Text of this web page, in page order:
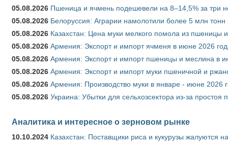
05.08.2026 Пшеница и ячмень подешевели на 8–14,5% за три
05.08.2026 Белоруссия: Аграрии намолотили более 5 млн тонн
05.08.2026 Казахстан: Цена муки мелкого помола из пшеницы
05.08.2026 Армения: Экспорт и импорт ячменя в июне 2026
05.08.2026 Армения: Экспорт и импорт пшеницы и меслина в
05.08.2026 Армения: Экспорт и импорт муки пшеничной и
05.08.2026 Армения: Производство муки в январе - июне 2026
05.08.2026 Украина: Убытки для сельхозсектора из-за простоя
Аналитика и интересное о зерновом рынке
10.10.2024 Казахстан: Поставщики риса и кукурузы жалуются